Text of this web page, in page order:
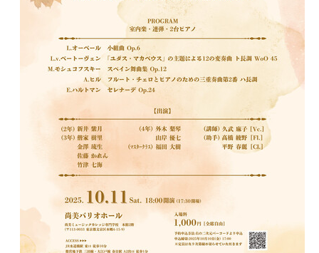
講師一覧
デビュー・就職